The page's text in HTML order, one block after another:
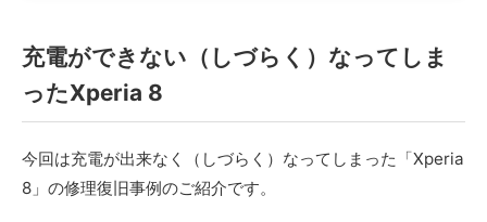
充電ができない（しづらく）なってしま
ったXperia 8
今回は充電が出来なく（しづらく）なってしまった「Xperia
8」の修理復旧事例のご紹介です。